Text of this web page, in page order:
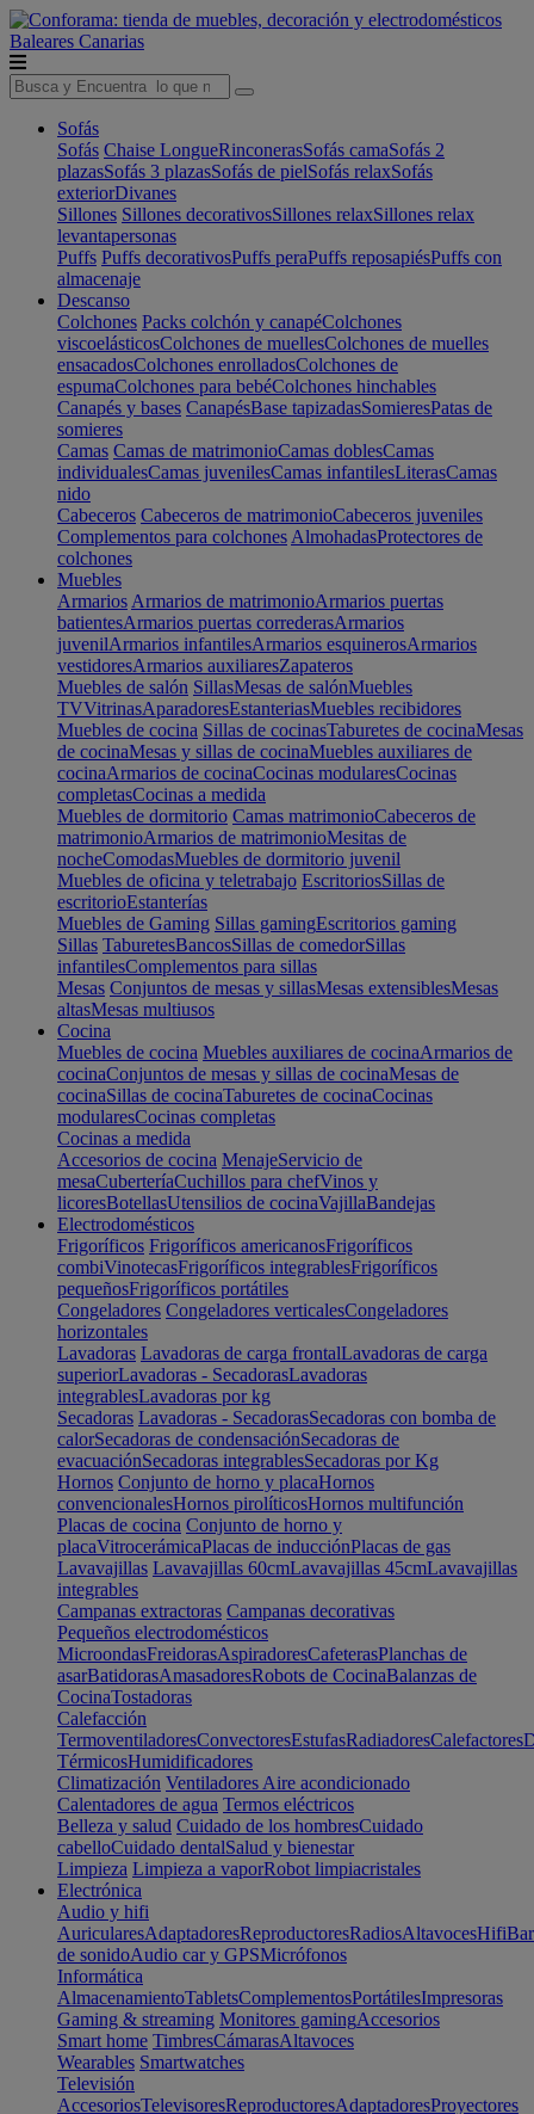
Baleares Canarias
Sofás
Sofás Chaise LongueRinconerasSofás camaSofás 2
plazasSofás 3 plazasSofás de pielSofás relaxSofás
exteriorDivanes
Sillones Sillones decorativosSillones relaxSillones relax
levantapersonas
Puffs Puffs decorativosPuffs peraPuffs reposapiésPuffs con
almacenaje
Descanso
Colchones Packs colchón y canapéColchones
viscoelásticosColchones de muellesColchones de muelles
ensacadosColchones enrolladosColchones de
espumaColchones para bebéColchones hinchables
Canapés y bases CanapésBase tapizadasSomieresPatas de
somieres
Camas Camas de matrimonioCamas doblesCamas
individualesCamas juvenilesCamas infantilesLiterasCamas
nido
Cabeceros Cabeceros de matrimonioCabeceros juveniles
Complementos para colchones AlmohadasProtectores de
colchones
Muebles
Armarios Armarios de matrimonioArmarios puertas
batientesArmarios puertas correderasArmarios
juvenilArmarios infantilesArmarios esquinerosArmarios
vestidoresArmarios auxiliaresZapateros
Muebles de salón SillasMesas de salónMuebles
TVVitrinasAparadoresEstanteriasMuebles recibidores
Muebles de cocina Sillas de cocinasTaburetes de cocinaMesas
de cocinaMesas y sillas de cocinaMuebles auxiliares de
cocinaArmarios de cocinaCocinas modularesCocinas
completasCocinas a medida
Muebles de dormitorio Camas matrimonioCabeceros de
matrimonioArmarios de matrimonioMesitas de
nocheComodasMuebles de dormitorio juvenil
Muebles de oficina y teletrabajo EscritoriosSillas de
escritorioEstanterías
Muebles de Gaming Sillas gamingEscritorios gaming
Sillas TaburetesBancosSillas de comedorSillas
infantilesComplementos para sillas
Mesas Conjuntos de mesas y sillasMesas extensiblesMesas
altasMesas multiusos
Cocina
Muebles de cocina Muebles auxiliares de cocinaArmarios de
cocinaConjuntos de mesas y sillas de cocinaMesas de
cocinaSillas de cocinaTaburetes de cocinaCocinas
modularesCocinas completas
Cocinas a medida
Accesorios de cocina MenajeServicio de
mesaCuberteríaCuchillos para chefVinos y
licoresBotellasUtensilios de cocinaVajillaBandejas
Electrodomésticos
Frigoríficos Frigoríficos americanosFrigoríficos
combiVinotecasFrigoríficos integrablesFrigoríficos
pequeñosFrigoríficos portátiles
Congeladores Congeladores verticalesCongeladores
horizontales
Lavadoras Lavadoras de carga frontalLavadoras de carga
superiorLavadoras - SecadorasLavadoras
integrablesLavadoras por kg
Secadoras Lavadoras - SecadorasSecadoras con bomba de
calorSecadoras de condensaciónSecadoras de
evacuaciónSecadoras integrablesSecadoras por Kg
Hornos Conjunto de horno y placaHornos
convencionalesHornos pirolíticosHornos multifunción
Placas de cocina Conjunto de horno y
placaVitrocerámicaPlacas de inducciónPlacas de gas
Lavavajillas Lavavajillas 60cmLavavajillas 45cmLavavajillas
integrables
Campanas extractoras Campanas decorativas
Pequeños electrodomésticos
MicroondasFreidorasAspiradoresCafeterasPlanchas de
asarBatidorasAmasadoresRobots de CocinaBalanzas de
CocinaTostadoras
Calefacción
TermoventiladoresConvectoresEstufasRadiadoresCalefactores
TérmicosHumidificadores
Climatización Ventiladores Aire acondicionado
Calentadores de agua Termos eléctricos
Belleza y salud Cuidado de los hombresCuidado
cabelloCuidado dentalSalud y bienestar
Limpieza Limpieza a vaporRobot limpiacristales
Electrónica
Audio y hifi
AuricularesAdaptadoresReproductoresRadiosAltavocesHifi
de sonidoAudio car y GPSMicrófonos
Informática
AlmacenamientoTabletsComplementosPortátilesImpresoras
Gaming & streaming Monitores gamingAccesorios
Smart home TimbresCámarasAltavoces
Wearables Smartwatches
Televisión
AccesoriosTelevisoresReproductoresAdaptadoresProyectores